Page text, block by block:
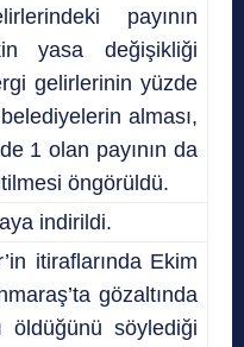
payının
yasa değişikliği
gelirlerinin yüzde
alması,
1 olan payının da
öngörüldü.
indirildi.
itiraflarında Ekim
gözaltında
öldüğünü söylediği